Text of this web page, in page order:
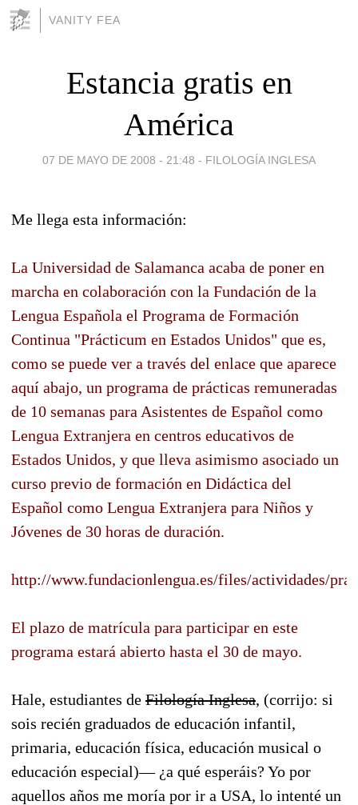
VANITY FEA
Estancia gratis en
América
07 DE MAYO DE 2008 - 21:48 - FILOLOGÍA INGLESA
Me llega esta información:
La Universidad de Salamanca acaba de poner en
marcha en colaboración con la Fundación de la
Lengua Española el Programa de Formación
Continua "Prácticum en Estados Unidos" que es,
como se puede ver a través del enlace que aparece
aquí abajo, un programa de prácticas remuneradas
de 10 semanas para Asistentes de Español como
Lengua Extranjera en centros educativos de
Estados Unidos, y que lleva asimismo asociado un
curso previo de formación en Didáctica del
Español como Lengua Extranjera para Niños y
Jóvenes de 30 horas de duración.
http://www.fundacionlengua.es/files/actividades/
El plazo de matrícula para participar en este
programa estará abierto hasta el 30 de mayo.
Hale, estudiantes de Filología Inglesa, (corrijo: si
sois recién graduados de educación infantil,
primaria, educación física, educación musical o
educación especial)— ¿a qué esperáis? Yo por
aquellos años me moría por ir a USA, lo intenté un